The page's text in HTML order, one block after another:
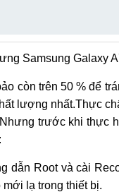
Samsung Galaxy
còn trên 50 % để
lượng nhất.Thực
trước khi thực
dẫn Root và cài
lạ trong thiết bị.